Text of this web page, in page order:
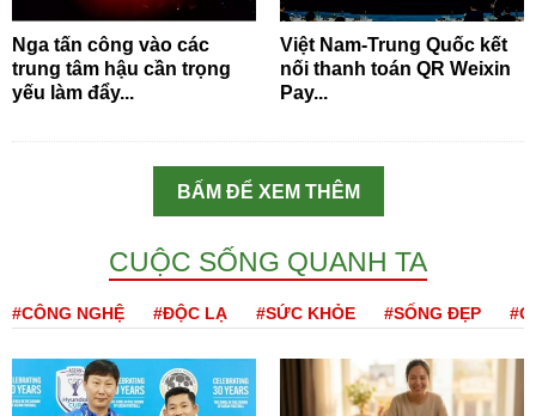
Nga tấn công vào các
trung tâm hậu cần trọng
yếu làm đẩy...
Việt Nam-Trung Quốc kết
nối thanh toán QR Weixin
Pay...
BẤM ĐỂ XEM THÊM
CUỘC SỐNG QUANH TA
#CÔNG NGHỆ #ĐỘC LẠ #SỨC KHỎE #SỐNG ĐẸP